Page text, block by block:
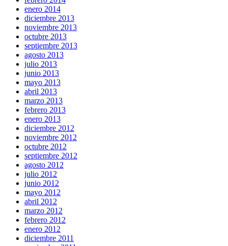
enero 2014
diciembre 2013
noviembre 2013
octubre 2013
septiembre 2013
agosto 2013
julio 2013
junio 2013
mayo 2013
abril 2013
marzo 2013
febrero 2013
enero 2013
diciembre 2012
noviembre 2012
octubre 2012
septiembre 2012
agosto 2012
julio 2012
junio 2012
mayo 2012
abril 2012
marzo 2012
febrero 2012
enero 2012
diciembre 2011